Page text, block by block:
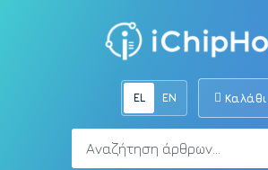
EL EN Καλάθι
Αναζήτηση